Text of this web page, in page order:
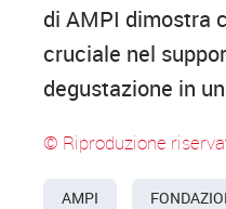
di AMPI dimostra
cruciale nel
degustazione in
© Riproduzione
AMPI